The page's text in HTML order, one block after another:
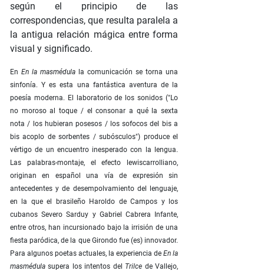
según el principio de las
correspondencias, que resulta paralela a
la antigua relación mágica entre forma
visual y significado.
En En la masmédula la comunicación se torna una
sinfonía. Y es esta una fantástica aventura de la
poesía moderna. El laboratorio de los sonidos ("Lo
no moroso al toque / el consonar a qué la sexta
nota / los hubieran posesos / los sofocos del bis a
bis acoplo de sorbentes / subósculos") produce el
vértigo de un encuentro inesperado con la lengua.
Las palabras-montaje, el efecto lewiscarrolliano,
originan en español una vía de expresión sin
antecedentes y de desempolvamiento del lenguaje,
en la que el brasileño Haroldo de Campos y los
cubanos Severo Sarduy y Gabriel Cabrera Infante,
entre otros, han incursionado bajo la irrisión de una
fiesta paródica, de la que Girondo fue (es) innovador.
Para algunos poetas actuales, la experiencia de En la
masmédula supera los intentos del Trilce de Vallejo,